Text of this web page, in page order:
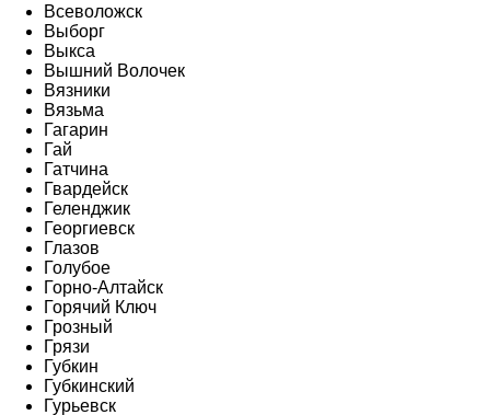
Всеволожск
Выборг
Выкса
Вышний Волочек
Вязники
Вязьма
Гагарин
Гай
Гатчина
Гвардейск
Геленджик
Георгиевск
Глазов
Голубое
Горно-Алтайск
Горячий Ключ
Грозный
Грязи
Губкин
Губкинский
Гурьевск